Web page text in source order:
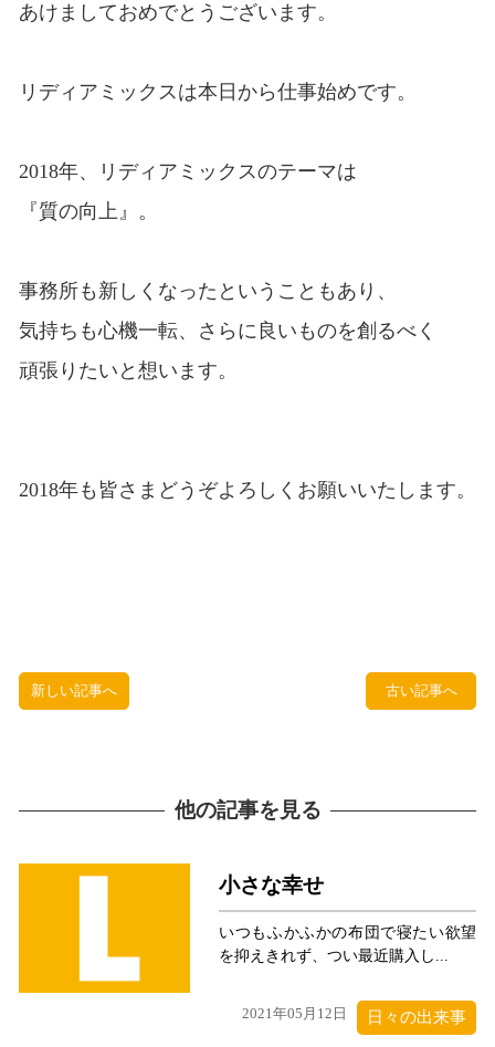
あけましておめでとうございます。
リディアミックスは本日から仕事始めです。
2018年、リディアミックスのテーマは
『質の向上』。
事務所も新しくなったということもあり、
気持ちも心機一転、さらに良いものを創るべく
頑張りたいと想います。
2018年も皆さまどうぞよろしくお願いいたします。
新しい記事へ 古い記事へ
他の記事を見る
小さな幸せ
いつもふかふかの布団で寝たい欲望
を抑えきれず、つい最近購入し...
2021年05月12日 日々の出来事